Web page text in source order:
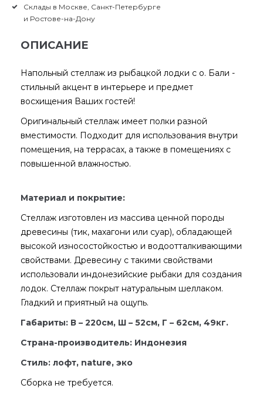
Склады в Москве, Санкт-Петербурге
и Ростове-на-Дону
ОПИСАНИЕ
Напольный стеллаж из рыбацкой лодки с о. Бали -
стильный акцент в интерьере и предмет
восхищения Ваших гостей!
Оригинальный стеллаж имеет полки разной
вместимости. Подходит для использования внутри
помещения, на террасах, а также в помещениях с
повышенной влажностью.
Материал и покрытие:
Стеллаж изготовлен из массива ценной породы
древесины (тик, махагони или суар), обладающей
высокой износостойкостью и водоотталкивающими
свойствами. Древесину с такими свойствами
использовали индонезийские рыбаки для создания
лодок. Стеллаж покрыт натуральным шеллаком.
Гладкий и приятный на ощупь.
Габариты: В – 220см, Ш – 52см, Г – 62см, 49кг.
Страна-производитель: Индонезия
Стиль: лофт, nature, эко
Сборка не требуется.